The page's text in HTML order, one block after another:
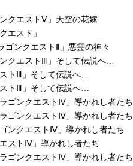
クエストⅤ」天空の花嫁
エスト」
ゴンクエストⅡ」悪霊の神々
クエストⅢ」そして伝説へ…
トⅢ」そして伝説へ…
トⅢ」そして伝説へ…
ゴンクエストⅣ」導かれし者たち
ゴンクエストⅣ」導かれし者たち
ンクエストⅣ」導かれし者たち
ストⅣ」導かれし者たち
ゴンクエストⅣ」導かれし者たち